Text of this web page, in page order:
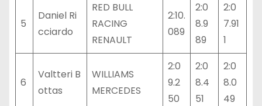
5
Daniel Ri
cciardo
RED BULL
RACING
RENAULT
2:10.
089
2:0
8.9
89
2:0
7.91
1
6
Valtteri B
ottas
WILLIAMS
MERCEDES
2:0
9.2
50
2:0
8.4
51
2:0
8.0
49